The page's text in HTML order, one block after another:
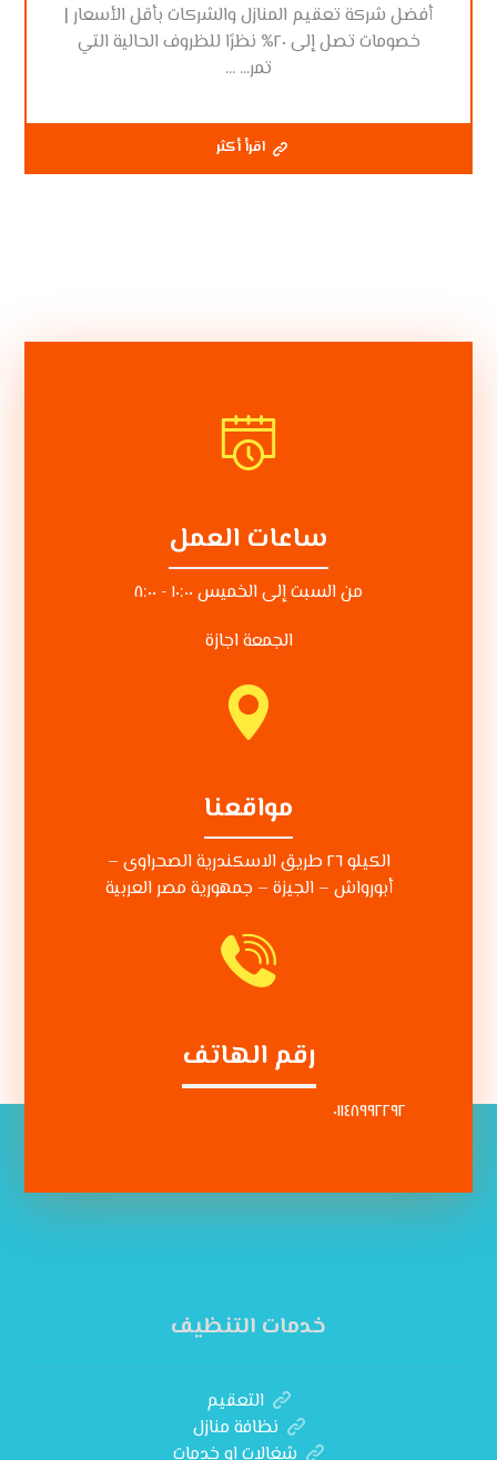
أفضل شركة تعقيم المنازل والشركات بأقل الأسعار |
خصومات تصل إلى ٢٠% نظرًا للظروف الحالية التي
تمر... ...
اقرأ أكثر
ساعات العمل
من السبت إلى الخميس ١٠:٠٠ - ٨:٠٠
الجمعة اجازة
مواقعنا
الكيلو ٢٦ طريق الاسكندرية الصحراوى –
أبورواش – الجيزة – جمهورية مصر العربية
رقم الهاتف
٠١١٤٨٩٩٢٢٩٢
خدمات التنظيف
التعقيم
نظافة منازل